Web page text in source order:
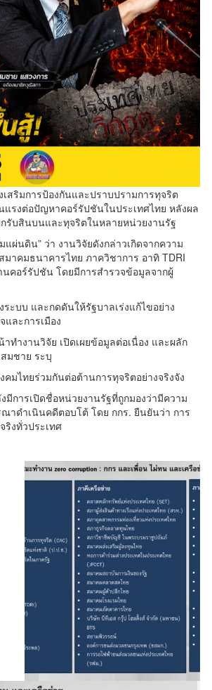
ริมการป้องกันและปราบปรามการทุจริต
แรงต่อปัญหาคอร์รัปชันในประเทศไทย หลังผล
รับสินบนและทุจริตในหลายหน่วยงานรัฐ
ผ่นดิน” ว่า งานวิจัยดังกล่าวเกิดจากความ
าคมธนาคารไทย ภาควิชาการ อาทิ TDRI
คอร์รัปชัน โดยมีการสำรวจข้อมูลจากผู้
ระบบ และกดดันให้รัฐบาลเร่งแก้ไขอย่าง
ละการเมือง
ำงานวิจัย เปิดเผยข้อมูลต่อเนื่อง และผลัก
มชาย ระบุ
มไทยร่วมกันต่อต้านการทุจริตอย่างจริงจัง
การเปิดชื่อหน่วยงานรัฐที่ถูกมองว่ามีความ
าดำเนินคดีตอบโต้ โดย กกร. ยืนยันว่า การ
งทั่วประเทศ